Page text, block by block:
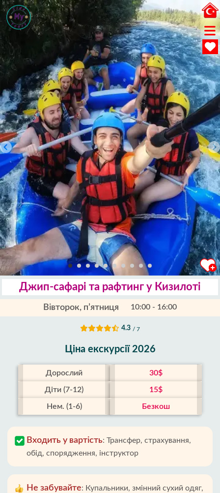
Джип-сафарі та рафтинг у Кизилоті
Вівторок, п’ятниця 10:00 - 16:00
4.3 / 7
Ціна екскурсії 2026
Дорослий 30$
Діти (7-12) 15$
Нем. (1-6) Безкош
Входить у вартість: Трансфер, страхування,
обід, спорядження, інструктор
Не забувайте: Купальники, змінний сухий одяг,